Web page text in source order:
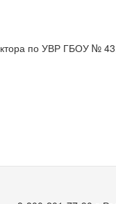
по УВР ГБОУ №